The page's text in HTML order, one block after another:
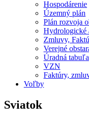
Hospodárenie
Územný plán
Plán rozvoja
Hydrologické
Zmluvy,
Verejné
Úradná tabuľa
VZN
Faktúry,
Voľby
Sviatok